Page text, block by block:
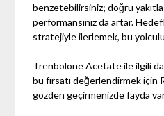
benzetebilirsiniz; doğru
performansınız da artar.
stratejiyle ilerlemek, bu
Trenbolone Acetate ile ilgili
bu fırsatı değerlendirmek için
gözden geçirmenizde fayda